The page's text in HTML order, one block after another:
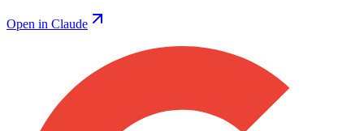
Open in Claude